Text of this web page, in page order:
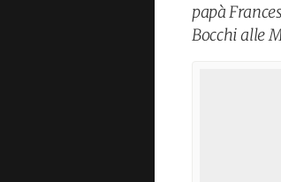
papà
Bocchi alle